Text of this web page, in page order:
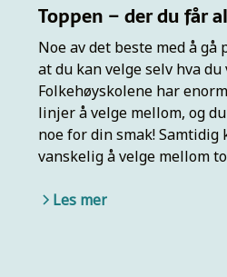
Toppen – der du får
Noe av det beste med å gå
at du kan velge selv hva du
Folkehøyskolene har
linjer å velge mellom, og
noe for din smak! Samtidig
vanskelig å velge mellom
Les mer